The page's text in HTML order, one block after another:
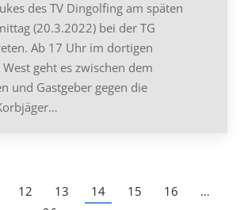
des TV Dingolfing am späten
(20.3.2022) bei der TG
Ab 17 Uhr im dortigen
geht es zwischen dem
und Gastgeber gegen die
12 13 14 15 16
…